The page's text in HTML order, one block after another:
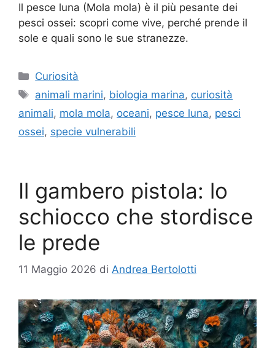
Il pesce luna (Mola mola) è il più pesante dei
pesci ossei: scopri come vive, perché prende il
sole e quali sono le sue stranezze.
Categorie
Curiosità
Tag
animali marini, biologia marina, curiosità
animali, mola mola, oceani, pesce luna, pesci
ossei, specie vulnerabili
Il gambero pistola: lo
schiocco che stordisce
le prede
11 Maggio 2026 di Andrea Bertolotti